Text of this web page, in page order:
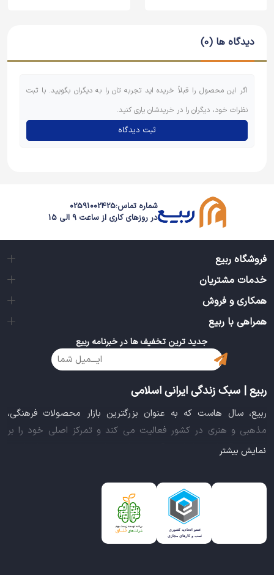
دیدگاه ها (0)
اگر این محصول را قبلاً خریده اید تجربه تان را به دیگران بگویید. با ثبت
نظرات خود، دیگران را در خریدشان یاری کنید.
ثبت دیدگاه
شماره تماس:02591002425
در روزهای کاری از ساعت 9 الی 15
فروشگاه ربیع
خدمات مشتریان
همکاری و فروش
همراهی با ربیع
جدید ترین تخفیف ها در خبرنامه ربیع
ربیع | سبک زندگی ایرانی اسلامی
ربیع، سال هاست که به عنوان بزرگترین بازار محصولات فرهنگی،
مذهبی و هنری در کشور فعالیت می کند و تمرکز اصلی خود را بر
سبک زندگی ایرانی اسلامی قرار داده است. این بازار مجموعه کاملی از
شما را برای خرید اینترنتی کالاهای فرهنگی، مذهبی و هنری برآورده
ایده خلاقانه عرضه محصولات فرهنگی در بستر اینترنت باعث شد تا
ربیع، علاوه بر داشتن نماد اعتماد الکترونیکی و مجوز سازمان صنفی
نمایش بیشتر